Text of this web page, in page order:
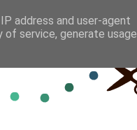
address and user-agent
of service, generate usage